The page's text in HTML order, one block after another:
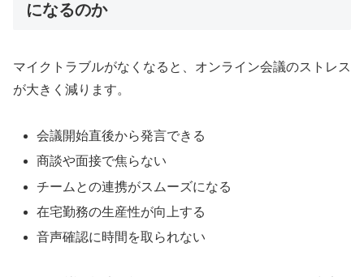
になるのか
マイクトラブルがなくなると、オンライン会議のストレス
が大きく減ります。
会議開始直後から発言できる
商談や面接で焦らない
チームとの連携がスムーズになる
在宅勤務の生産性が向上する
音声確認に時間を取られない